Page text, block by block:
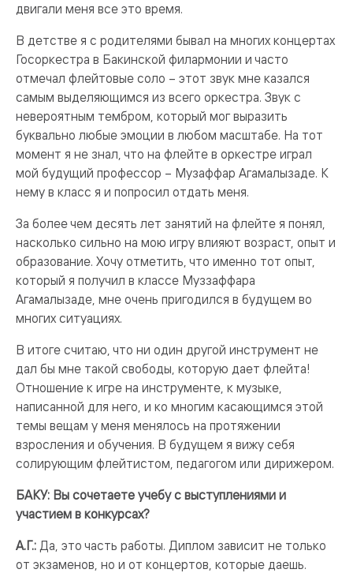
двигали меня все это время.
В детстве я с родителями бывал на многих концертах
Госоркестра в Бакинской филармонии и часто
отмечал флейтовые соло – этот звук мне казался
самым выделяющимся из всего оркестра. Звук с
невероятным тембром, который мог выразить
буквально любые эмоции в любом масштабе. На тот
момент я не знал, что на флейте в оркестре играл
мой будущий профессор – Музаффар Агамалызаде. К
нему в класс я и попросил отдать меня.
За более чем десять лет занятий на флейте я понял,
насколько сильно на мою игру влияют возраст, опыт и
образование. Хочу отметить, что именно тот опыт,
который я получил в классе Муззаффара
Агамалызаде, мне очень пригодился в будущем во
многих ситуациях.
В итоге считаю, что ни один другой инструмент не
дал бы мне такой свободы, которую дает флейта!
Отношение к игре на инструменте, к музыке,
написанной для него, и ко многим касающимся этой
темы вещам у меня менялось на протяжении
взросления и обучения. В будущем я вижу себя
солирующим флейтистом, педагогом или дирижером.
БАКУ: Вы сочетаете учебу с выступлениями и
участием в конкурсах?
А.Г.: Да, это часть работы. Диплом зависит не только
от экзаменов, но и от концертов, которые даешь.